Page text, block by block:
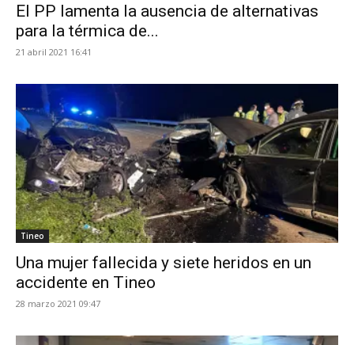
El PP lamenta la ausencia de alternativas
para la térmica de...
21 abril 2021 16:41
Tineo
Una mujer fallecida y siete heridos en un
accidente en Tineo
28 marzo 2021 09:47